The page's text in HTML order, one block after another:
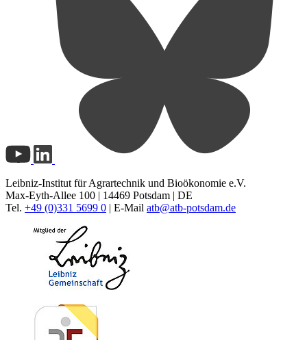
Leibniz-Institut für Agrartechnik und Bioökonomie e.V.
Max-Eyth-Allee 100 | 14469 Potsdam | DE
Tel. +49 (0)331 5699 0 | E-Mail atb@atb-potsdam.de